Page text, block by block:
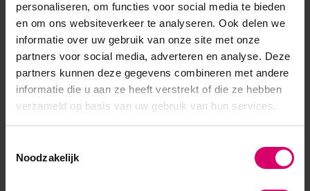
personaliseren, om functies voor social media te bieden
en om ons websiteverkeer te analyseren. Ook delen we
informatie over uw gebruik van onze site met onze
partners voor social media, adverteren en analyse. Deze
partners kunnen deze gegevens combineren met andere
informatie die u aan ze heeft verstrekt of die ze hebben
verzameld op basis van uw gebruik van hun services.
Noodzakelijk